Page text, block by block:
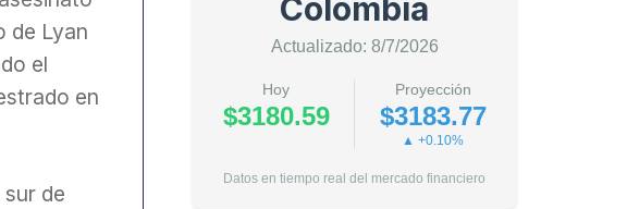
de Lyan
el
en
de
Colombia
Actualizado: 8/7/2026
Hoy
$3180.59
Proyección
$3183.77
▲ +0.10%
Datos en tiempo real del mercado financiero